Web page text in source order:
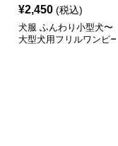
¥2,450 (税込)
犬服 ふんわり小型犬〜
大型犬用フリルワンピー